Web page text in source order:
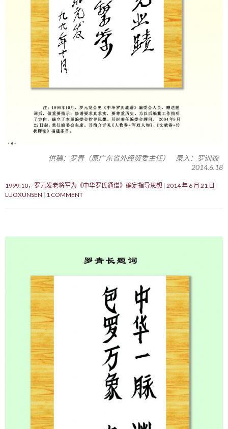
供稿：罗青（原广东省外经贸委主任） 录入：罗训森
2014.6.18
1999.10，罗元发老将军为《中华罗氏通谱》确定指导思想 2014 年 6 月 21 日
LUOXUNSEN
1 COMMENT